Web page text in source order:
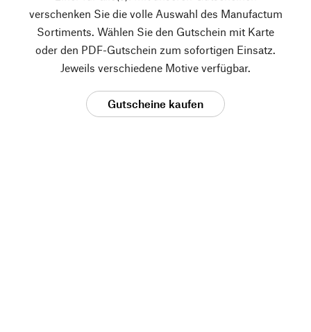
verschenken Sie die volle Auswahl des Manufactum
Sortiments. Wählen Sie den Gutschein mit Karte
oder den PDF-Gutschein zum sofortigen Einsatz.
Jeweils verschiedene Motive verfügbar.
Gutscheine kaufen